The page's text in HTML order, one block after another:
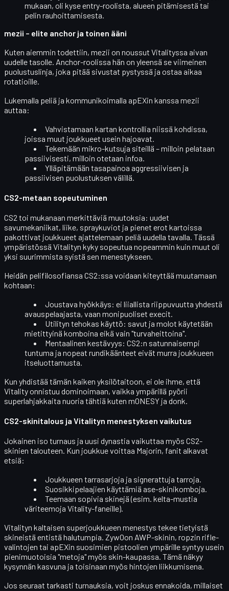
mukaan, oli kyse entry-roolista, alueen pitämisestä tai
pelin rauhoittamisesta.
mezii – elite anchor ja toinen ääni
Kuten aiemmin todettiin, mezii on noussut Vitalityssa aivan
uudelle tasolle. Anchor-roolissa hän on yleensä se viimeinen
puolustuslinja, joka pitää sivustat pystyssä ja ostaa aikaa
rotatioille.
Lukemalla peliä ja kommunikoimalla apEXin kanssa mezii
auttaa:
Vahvistamaan kartan kontrollia niissä kohdissa,
joissa muut joukkueet usein hajoavat.
Tekemään mikro-kutsuja siteillä – milloin pelataan
passiivisesti, milloin otetaan infoa.
Ylläpitämään tasapainoa aggressiivisen ja
passiivisen puolustuksen välillä.
CS2-metaan sopeutuminen
CS2 toi mukanaan merkittäviä muutoksia: uudet
savumekaniikat, liike, spraykuviot ja pienet erot kartoissa
pakottivat joukkueet ajattelemaan peliä uudella tavalla. Tässä
ympäristössä Vitalityn kyky sopeutua nopeammin kuin muut oli
yksi suurimmista syistä sen menestykseen.
Heidän pelifilosofiansa CS2:ssa voidaan kiteyttää muutamaan
kohtaan:
Joustava hyökkäys: ei liiallista riippuvuutta yhdestä
avauspelaajasta, vaan monipuoliset execit.
Utilityn tehokas käyttö: savut ja molot käytetään
mietittyinä komboina eikä vain "turvaheittoina".
Mentaalinen kestävyys: CS2:n satunnaisempi
tuntuma ja nopeat rundikäänteet eivät murra joukkueen
itseluottamusta.
Kun yhdistää tämän kaiken yksilötaitoon, ei ole ihme, että
Vitality onnistuu dominoimaan, vaikka ympärillä pyörii
superlahjakkaita nuoria tähtiä kuten m0NESY ja donk.
CS2-skinitalous ja Vitalityn menestyksen vaikutus
Jokainen iso turnaus ja uusi dynastia vaikuttaa myös CS2-
skinien talouteen. Kun joukkue voittaa Majorin, fanit alkavat
etsiä:
Joukkueen tarrasarjoja ja signerattuja tarroja.
Suosikkipelaajien käyttämiä ase-skinikomboja.
Teemaan sopivia skinejä (esim. kelta-mustia
väriteemoja Vitality-faneille).
Vitalityn kaltaisen superjoukkueen menestys tekee tietyistä
skineistä entistä halutumpia. ZywOon AWP-skinin, ropzin rifle-
valintojen tai apEXin suosimien pistoolien ympärille syntyy usein
pienimuotoisia "metoja" myös skin-kaupassa. Tämä näkyy
kysynnän kasvuna ja toisinaan myös hintojen liikkumisena.
Jos seuraat tarkasti turnauksia, voit joskus ennakoida, millaiset